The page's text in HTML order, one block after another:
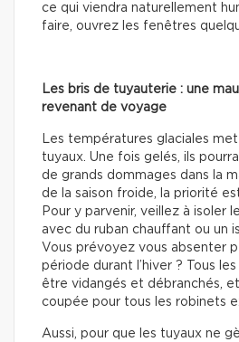
ce qui viendra naturellement
faire, ouvrez les fenêtres
Les bris de tuyauterie : une
revenant de voyage
Les températures glaciales
tuyaux. Une fois gelés, ils
de grands dommages dans la
de la saison froide, la priorité
Pour y parvenir, veillez à isoler
avec du ruban chauffant ou un
Vous prévoyez vous absenter
période durant l’hiver ? Tous
être vidangés et débranchés, et
coupée pour tous les robinets
Aussi, pour que les tuyaux ne